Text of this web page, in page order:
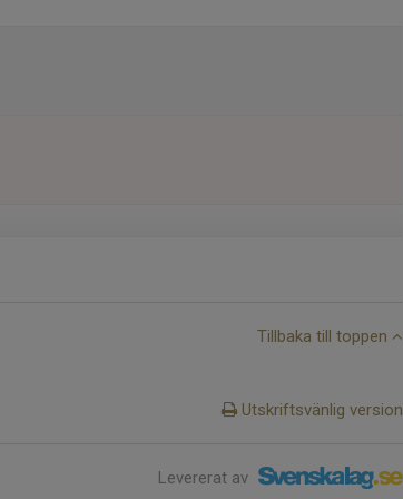
Tillbaka till toppen
Utskriftsvänlig version
Levererat av